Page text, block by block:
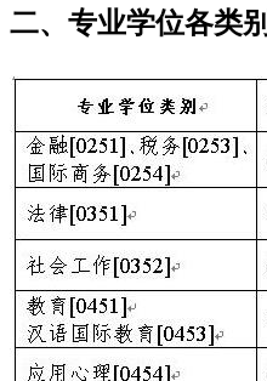
二、专业学位各类